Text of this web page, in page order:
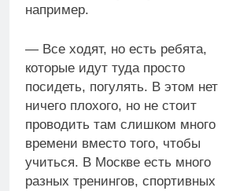
например.
— Все ходят, но есть ребята,
которые идут туда просто
посидеть, погулять. В этом нет
ничего плохого, но не стоит
проводить там слишком много
времени вместо того, чтобы
учиться. В Москве есть много
разных тренингов, спортивных